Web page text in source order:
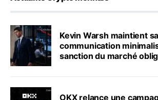
Kevin Warsh maintient sa
communication
sanction du marché
OKX relance une